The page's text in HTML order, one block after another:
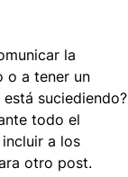
la
o a tener un
suciediendo?
todo el
a los
otro post.